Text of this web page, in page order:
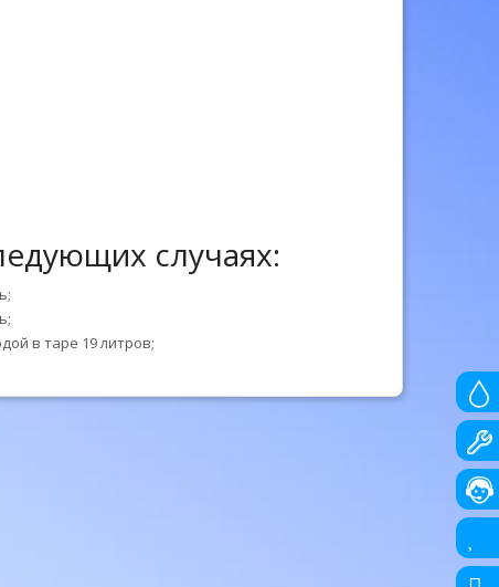
случаях:
в таре 19 литров;